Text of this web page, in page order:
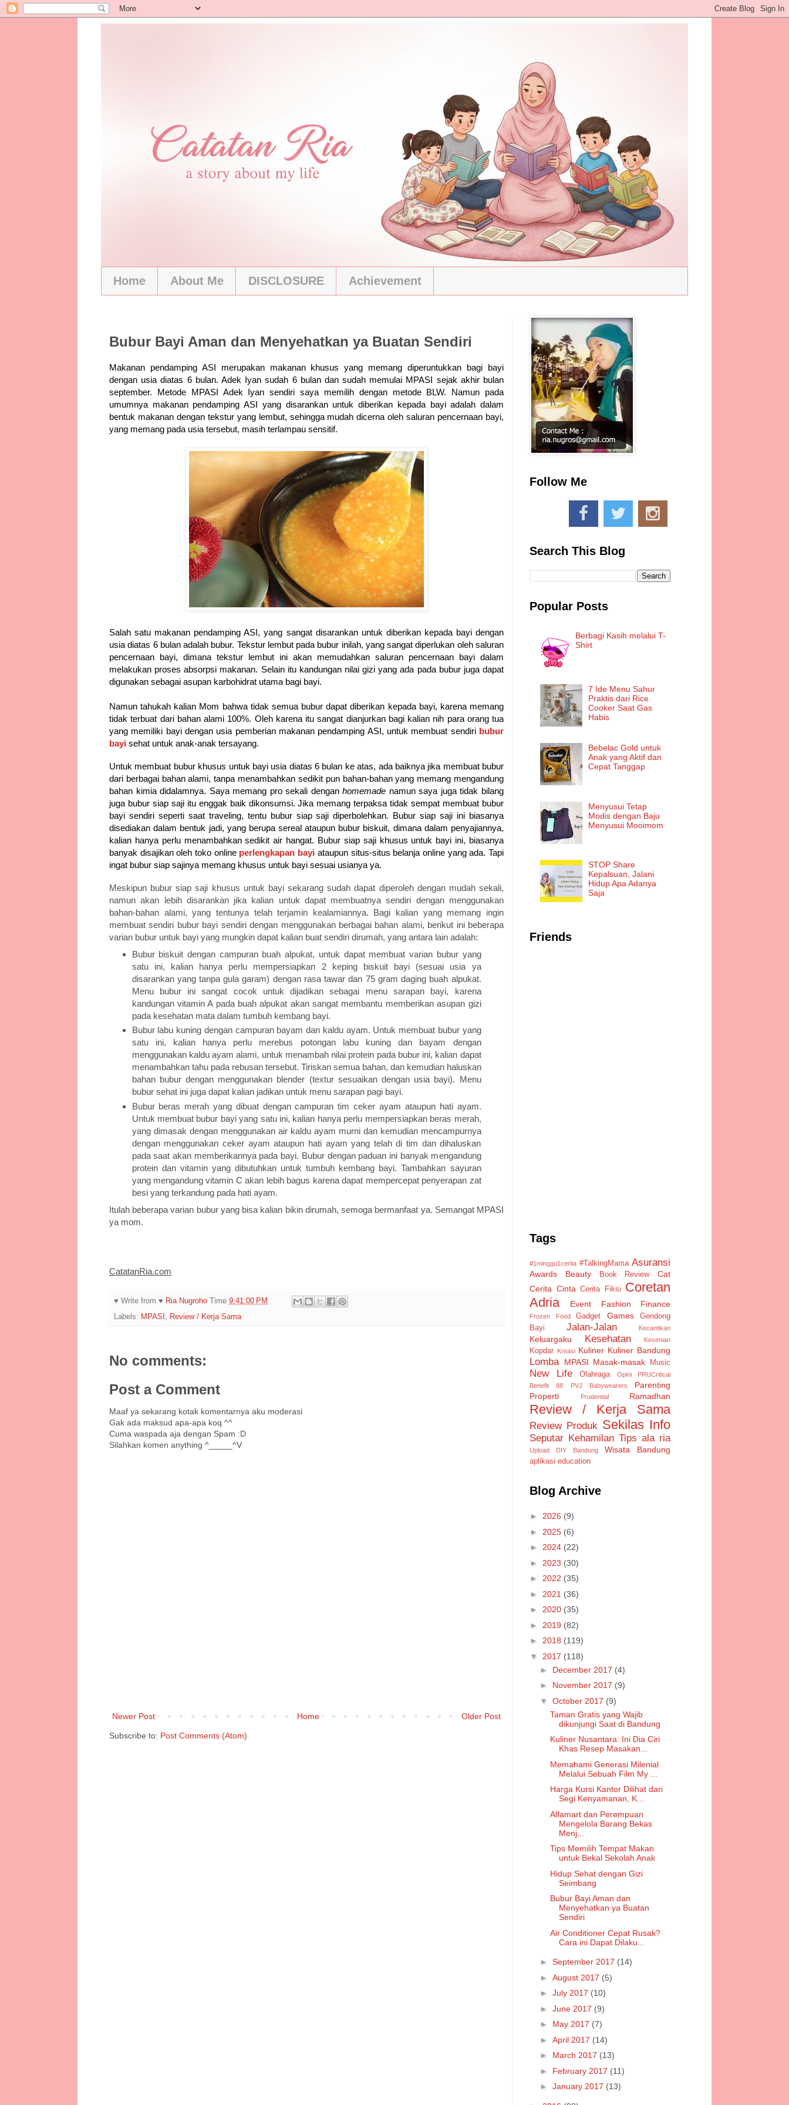
Home About Me DISCLOSURE Achievement
Bubur Bayi Aman dan Menyehatkan ya Buatan Sendiri
Makanan pendamping ASI merupakan makanan khusus yang memang diperuntukkan bagi bayi
dengan usia diatas 6 bulan. Adek Iyan sudah 6 bulan dan sudah memulai MPASI sejak akhir bulan
september. Metode MPASI Adek Iyan sendiri saya memilih dengan metode BLW. Namun pada
umumnya makanan pendamping ASI yang disarankan untuk diberikan kepada bayi adalah dalam
bentuk makanan dengan tekstur yang lembut, sehingga mudah dicerna oleh saluran pencernaan bayi,
yang memang pada usia tersebut, masih terlampau sensitif.
Salah satu makanan pendamping ASI, yang sangat disarankan untuk diberikan kepada bayi dengan
usia diatas 6 bulan adalah bubur. Tekstur lembut pada bubur inilah, yang sangat diperlukan oleh saluran
pencernaan bayi, dimana tekstur lembut ini akan memudahkan saluran pencernaan bayi dalam
melakukan proses absorpsi makanan. Selain itu kandungan nilai gizi yang ada pada bubur juga dapat
digunakan sebagai asupan karbohidrat utama bagi bayi.
Namun tahukah kalian Mom bahwa tidak semua bubur dapat diberikan kepada bayi, karena memang
tidak terbuat dari bahan alami 100%. Oleh karena itu sangat dianjurkan bagi kalian nih para orang tua
yang memiliki bayi dengan usia pemberian makanan pendamping ASI, untuk membuat sendiri bubur
bayi sehat untuk anak-anak tersayang.
Untuk membuat bubur khusus untuk bayi usia diatas 6 bulan ke atas, ada baiknya jika membuat bubur
dari berbagai bahan alami, tanpa menambahkan sedikit pun bahan-bahan yang memang mengandung
bahan kimia didalamnya. Saya memang pro sekali denganhomemade namun saya juga tidak bilang
juga bubur siap saji itu enggak baik dikonsumsi. Jika memang terpaksa tidak sempat membuat bubur
bayi sendiri seperti saat traveling, tentu bubur siap saji diperbolehkan. Bubur siap saji ini biasanya
disediakan dalam bentuk jadi, yang berupa sereal ataupun bubur biskuit, dimana dalam penyajiannya,
kalian hanya perlu menambahkan sedikit air hangat. Bubur siap saji khusus untuk bayi ini, biasanya
banyak disajikan oleh toko online perlengkapan bayi ataupun situs-situs belanja online yang ada. Tapi
ingat bubur siap sajinya memang khusus untuk bayi sesuai usianya ya.
Meskipun bubur siap saji khusus untuk bayi sekarang sudah dapat diperoleh dengan mudah sekali,
namun akan lebih disarankan jika kalian untuk dapat membuatnya sendiri dengan menggunakan
bahan-bahan alami, yang tentunya telah terjamin kealamiannya. Bagi kalian yang memang ingin
membuat sendiri bubur bayi sendiri dengan menggunakan berbagai bahan alami, berikut ini beberapa
varian bubur untuk bayi yang mungkin dapat kalian buat sendiri dirumah, yang antara lain adalah:
Bubur biskuit dengan campuran buah alpukat, untuk dapat membuat varian bubur yang
satu ini, kalian hanya perlu mempersiapkan 2 keping biskuit bayi (sesuai usia ya
disarankan yang tanpa gula garam) dengan rasa tawar dan 75 gram daging buah alpukat.
Menu bubur ini sangat cocok untuk dijadikan sebagai menu sarapan bayi, karena
kandungan vitamin A pada buah alpukat akan sangat membantu memberikan asupan gizi
pada kesehatan mata dalam tumbuh kembang bayi.
Bubur labu kuning dengan campuran bayam dan kaldu ayam. Untuk membuat bubur yang
satu ini, kalian hanya perlu merebus potongan labu kuning dan bayam dengan
menggunakan kaldu ayam alami, untuk menambah nilai protein pada bubur ini, kalian dapat
menambahkan tahu pada rebusan tersebut. Tiriskan semua bahan, dan kemudian haluskan
bahan bubur dengan menggunakan blender (textur sesuaikan dengan usia bayi). Menu
bubur sehat ini juga dapat kalian jadikan untuk menu sarapan pagi bayi.
Bubur beras merah yang dibuat dengan campuran tim ceker ayam ataupun hati ayam.
Untuk membuat bubur bayi yang satu ini, kalian hanya perlu mempersiapkan beras merah,
yang dimasak dengan menggunakan air kaldu ayam murni dan kemudian mencampurnya
dengan menggunakan ceker ayam ataupun hati ayam yang telah di tim dan dihaluskan
pada saat akan memberikannya pada bayi. Bubur dengan paduan ini banyak mengandung
protein dan vitamin yang dibutuhkan untuk tumbuh kembang bayi. Tambahkan sayuran
yang mengandung vitamin C akan lebih bagus karena dapat mempercepat penyerapan zat
besi yang terkandung pada hati ayam.
Itulah beberapa varian bubur yang bisa kalian bikin dirumah, semoga bermanfaat ya. Semangat MPASI
ya mom.
CatatanRia.com
♥ Write from ♥ Ria Nugroho Time 9:41:00 PM
Labels: MPASI , Review / Kerja Sama
No comments:
Post a Comment
Maaf ya sekarang kotak komentarnya aku moderasi
Gak ada maksud apa-apa koq ^^
Cuma waspada aja dengan Spam :D
Silahkan komen anything ^_____^V
Newer Post Older Post
Home
Subscribe to: Post Comments (Atom)
Follow Me
Search This Blog
Popular Posts
Berbagi Kasih melalui T-
Shirt
7 Ide Menu Sahur
Praktis dari Rice
Cooker Saat Gas
Habis
Bebelac Gold untuk
Anak yang Aktif dan
Cepat Tanggap
Menyusui Tetap
Modis dengan Baju
Menyusui Mooimom
STOP Share
Kepalsuan, Jalani
Hidup Apa Adanya
Saja
Friends
Tags
#1minggu1cerita #TalkingMama Asuransi
Awards Beauty Book Review
Cat
Cerita Cinta Cerita Fiksi
Coretan
Adria
Event Fashion Finance
Frozen Food Gadget Games
Gendong
Bayi
Jalan-Jalan Kecantikan
Keluargaku Kesehatan Kesenian
Kopdar Kreasi Kuliner Kuliner Bandung
Lomba MPASI Masak-masak Music
New Life Olahraga Opini
PRUCritical
Benefit 88
PVJ Babywearers
Parenting
Properti
Prudential Ramadhan
Review / Kerja Sama
Review Produk Sekilas Info
Seputar Kehamilan Tips ala ria
Upload DIY Bandung Wisata Bandung
aplikasi education
Blog Archive
► 2026 (9)
► 2025 (6)
► 2024 (22)
► 2023 (30)
► 2022 (35)
► 2021 (36)
► 2020 (35)
► 2019 (82)
► 2018 (119)
▼ 2017 (118)
► December 2017 (4)
► November 2017 (9)
▼ October 2017 (9)
Taman Gratis yang Wajib
dikunjungi Saat di Bandung
Kuliner Nusantara: Ini Dia Ciri
Khas Resep Masakan...
Memahami Generasi Milenial
Melalui Sebuah Film My ...
Harga Kursi Kantor Dilihat dari
Segi Kenyamanan, K...
Alfamart dan Perempuan
Mengelola Barang Bekas
Menj...
Tips Memilih Tempat Makan
untuk Bekal Sekolah Anak
Hidup Sehat dengan Gizi
Seimbang
Bubur Bayi Aman dan
Menyehatkan ya Buatan
Sendiri
Air Conditioner Cepat Rusak?
Cara ini Dapat Dilaku...
► September 2017 (14)
► August 2017 (5)
► July 2017 (10)
► June 2017 (9)
► May 2017 (7)
► April 2017 (14)
► March 2017 (13)
► February 2017 (11)
► January 2017 (13)